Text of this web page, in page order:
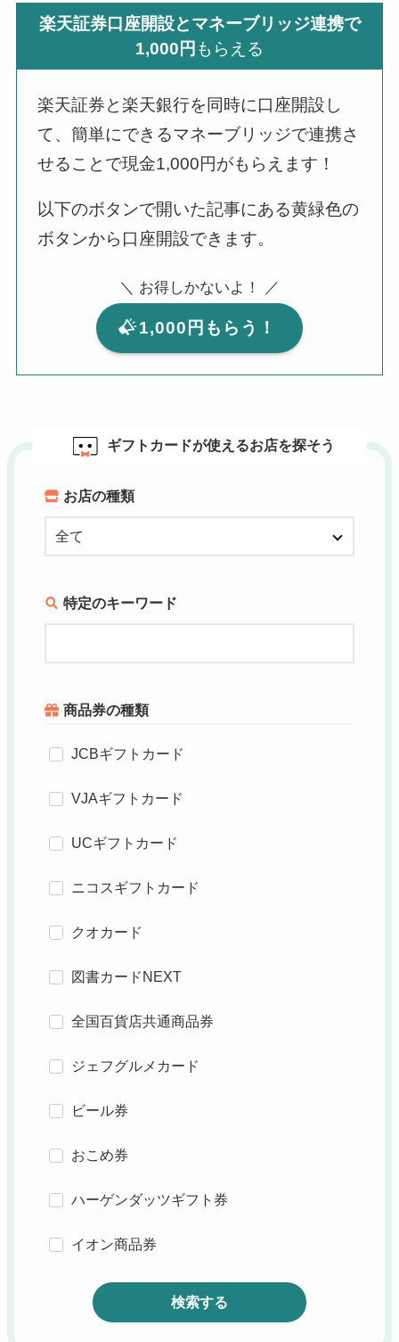
楽天証券口座開設とマネーブリッジ連携で
1,000円 もらえる
楽天証券と楽天銀行を同時に口座開設し
て、簡単にできるマネーブリッジで連携さ
せることで現金1,000円がもらえます！
以下のボタンで開いた記事にある黄緑色の
ボタンから口座開設できます。
＼ お得しかないよ！ ／
1,000円もらう！
ギフトカードが使えるお店を探そう
お店の種類
特定のキーワード
商品券の種類
JCBギフトカード
VJAギフトカード
UCギフトカード
ニコスギフトカード
クオカード
図書カードNEXT
全国百貨店共通商品券
ジェフグルメカード
ビール券
おこめ券
ハーゲンダッツギフト券
イオン商品券
検索する